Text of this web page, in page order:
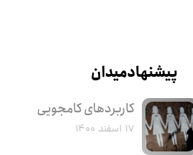
پیشنهاد میدان
کاربرد‌های کامجویی
۱۷ اسفند ۱۴۰۰